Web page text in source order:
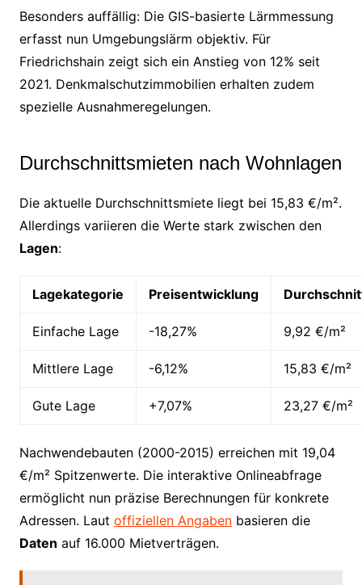
Besonders auffällig: Die GIS-basierte Lärmmessung
erfasst nun Umgebungslärm objektiv. Für
Friedrichshain zeigt sich ein Anstieg von 12% seit
2021. Denkmalschutzimmobilien erhalten zudem
spezielle Ausnahmeregelungen.
Durchschnittsmieten nach Wohnlagen
Die aktuelle Durchschnittsmiete liegt bei 15,83 €/m².
Allerdings variieren die Werte stark zwischen den
Lagen:
Lagekategorie Preisentwicklung
Einfache Lage -18,27% 9,92 €/m²
Mittlere Lage -6,12% 15,83 €/m²
Gute Lage +7,07% 23,27 €/m²
Nachwendebauten (2000-2015) erreichen mit 19,04
€/m² Spitzenwerte. Die interaktive Onlineabfrage
ermöglicht nun präzise Berechnungen für konkrete
Adressen. Laut offiziellen Angabenbasieren die
Daten auf 16.000 Mietverträgen.